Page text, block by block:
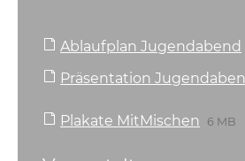
Ablaufplan Jugendabend
Präsentation
Plakate MitMischen 6 MB